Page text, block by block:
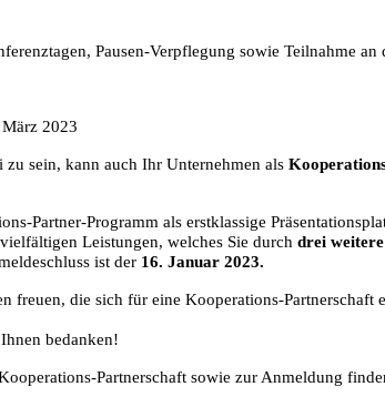
Pausen-Verpflegung sowie Teilnahme an
2023
sein, kann auch Ihr Unternehmen als
Partner-Programm als erstklassige
Leistungen, welches Sie durch drei
ist der 16. Januar 2023.
freuen, die sich für eine Kooperations-Partnerschaft
bedanken!
Partnerschaft sowie zur Anmeldung